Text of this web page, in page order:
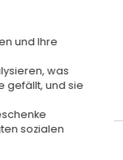
Zertifiziert
und Ihre
was
gefällt, und sie
sozialen